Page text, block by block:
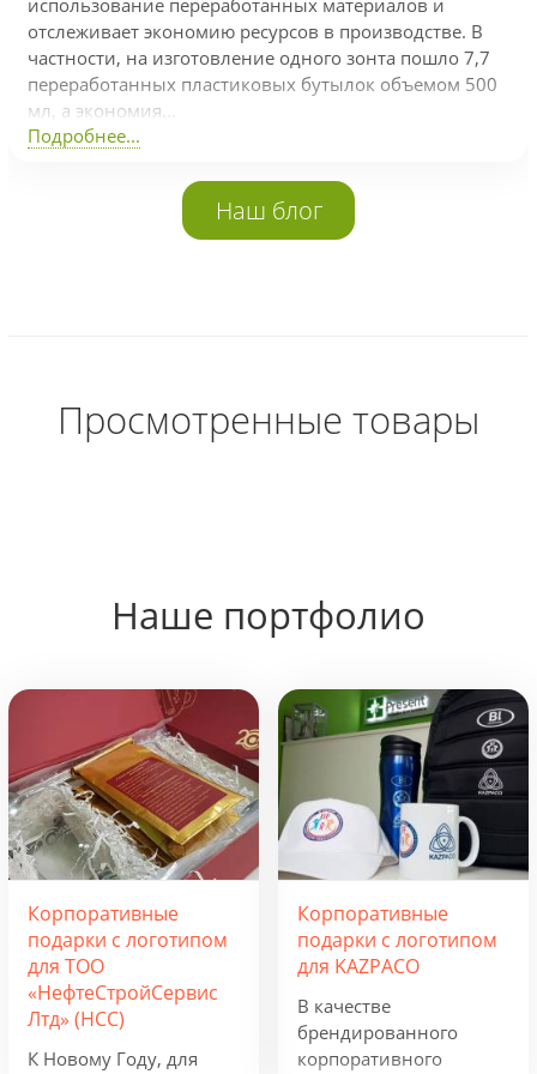
отслеживает экономию ресурсов в производстве. В
частности, на изготовление одного зонта пошло 7,7
переработанных пластиковых бутылок объемом 500
мл, а экономия...
Подробнее...
Наш блог
Просмотренные товары
Наше портфолио
Корпоративные
подарки с логотипом
для ТОО
«НефтеСтройСервис
Лтд» (НСС)
К Новому Году, для
Корпоративные
подарки с логотипом
для KAZPACO
В качестве
брендированного
корпоративного